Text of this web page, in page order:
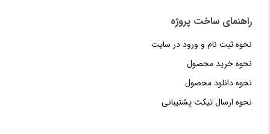
راهنمای‌‌ ساخت‌ پروژه
نحوه‌ ثبت‌ نام و ورود در سایت
نحوه خرید محصول
نحوه دانلود محصول
نحوه‌ ارسال‌ تیکت‌ پشتیبانی